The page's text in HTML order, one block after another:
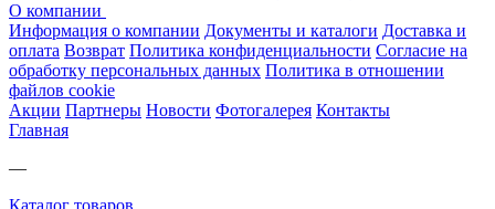
О компании
Информация о компании Документы и каталоги Доставка и
оплата Возврат Политика конфиденциальности Согласие на
обработку персональных данных Политика в отношении
файлов cookie
Акции Партнеры Новости Фотогалерея Контакты
Главная
—
Каталог товаров